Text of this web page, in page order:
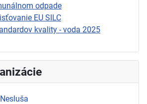
odpade
EU SILC
kvality - voda 2025